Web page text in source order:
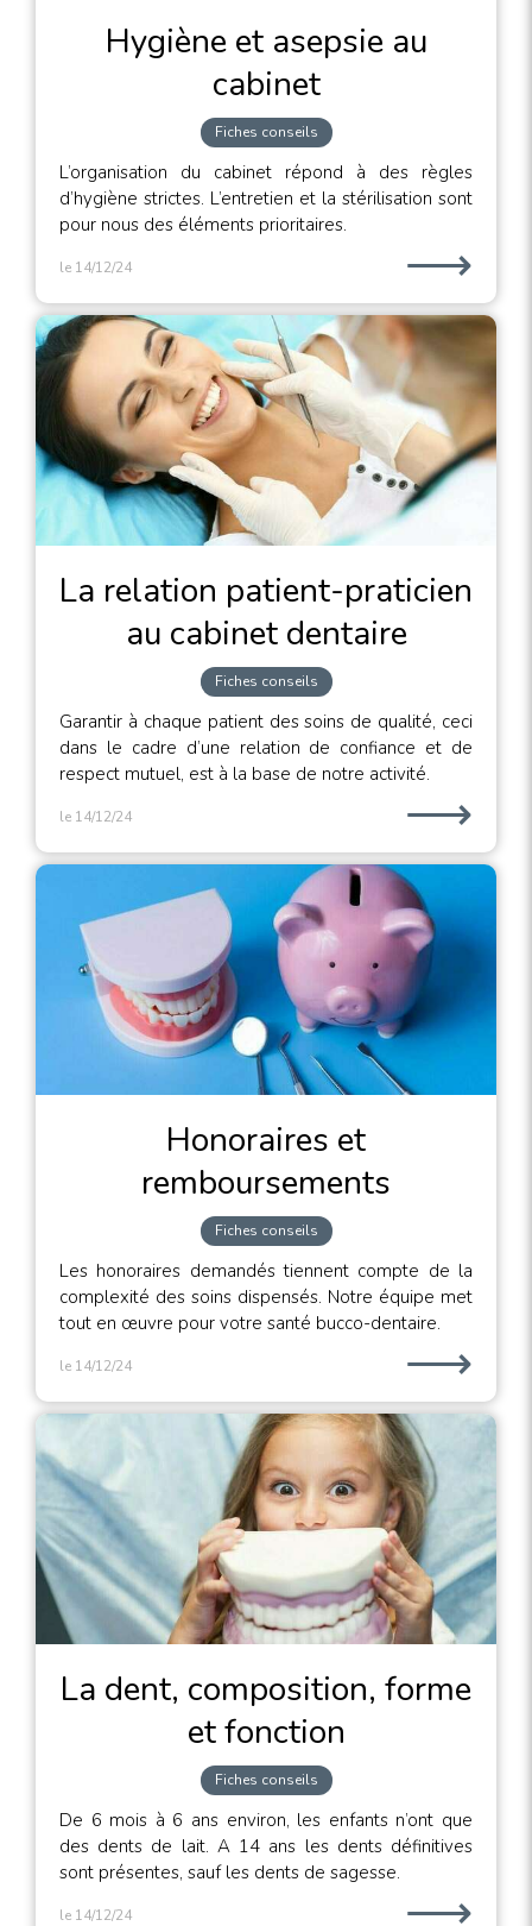
Hygiène et asepsie au
cabinet
Fiches conseils
L’organisation du cabinet répond à des règles
d’hygiène strictes. L’entretien et la stérilisation sont
pour nous des éléments prioritaires.
le 14/12/24 ⟶
La relation patient-praticien
au cabinet dentaire
Fiches conseils
Garantir à chaque patient des soins de qualité, ceci
dans le cadre d’une relation de confiance et de
respect mutuel, est à la base de notre activité.
le 14/12/24 ⟶
Honoraires et
remboursements
Fiches conseils
Les honoraires demandés tiennent compte de la
complexité des soins dispensés. Notre équipe met
tout en œuvre pour votre santé bucco-dentaire.
le 14/12/24 ⟶
La dent, composition, forme
et fonction
Fiches conseils
De 6 mois à 6 ans environ, les enfants n’ont que
des dents de lait. A 14 ans les dents définitives
sont présentes, sauf les dents de sagesse.
le 14/12/24 ⟶